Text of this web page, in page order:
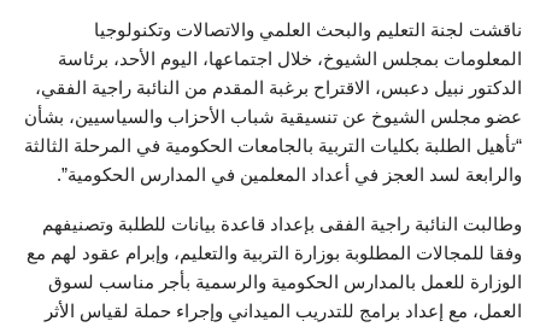
ناقشت لجنة التعليم والبحث العلمي والاتصالات وتكنولوجيا
المعلومات بمجلس الشيوخ، خلال اجتماعها، اليوم الأحد، برئاسة
الدكتور نبيل دعبس، الاقتراح برغبة المقدم من النائبة راجية الفقي،
عضو مجلس الشيوخ عن تنسيقية شباب الأحزاب والسياسيين، بشأن
“تأهيل الطلبة بكليات التربية بالجامعات الحكومية في المرحلة الثالثة
والرابعة لسد العجز في أعداد المعلمين في المدارس الحكومية”.
وطالبت النائبة راجية الفقى بإعداد قاعدة بيانات للطلبة وتصنيفهم
وفقا للمجالات المطلوبة بوزارة التربية والتعليم، وإبرام عقود لهم مع
الوزارة للعمل بالمدارس الحكومية والرسمية بأجر مناسب لسوق
العمل، مع إعداد برامج للتدريب الميداني وإجراء حملة لقياس الأثر